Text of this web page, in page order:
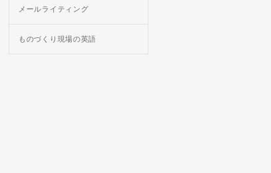
メールライティング
ものづくり現場の英語